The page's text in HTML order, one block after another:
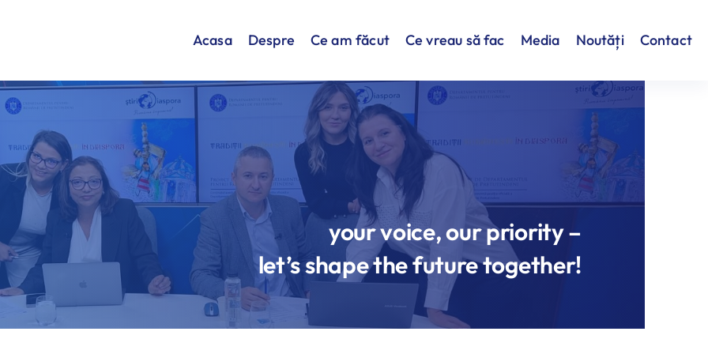
Acasa Despre Ce am făcut Ce vreau să fac Media Noutăți Contact
your voice, our priority –
let’s shape the future together!